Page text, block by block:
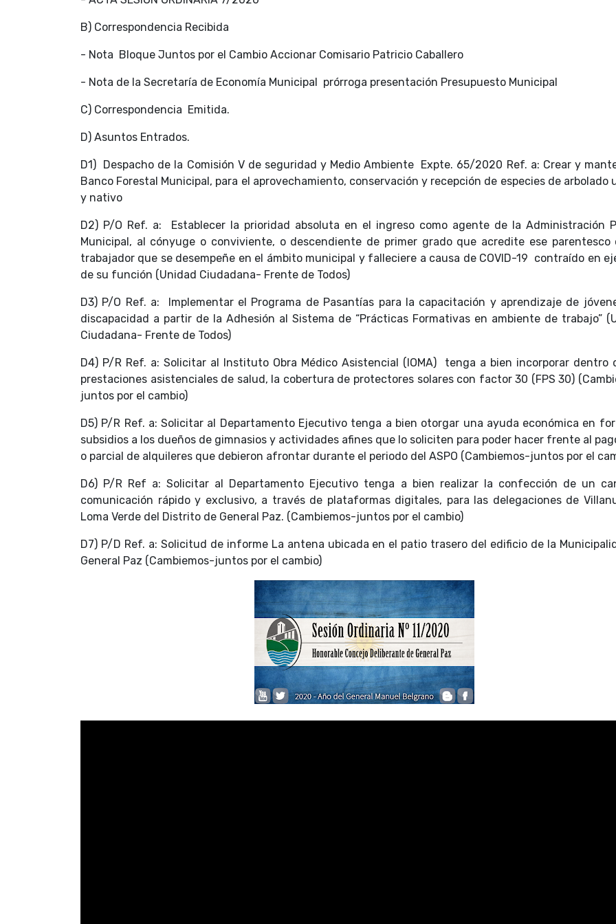
B) Correspondencia Recibida
- Nota Bloque Juntos por el Cambio Accionar Comisario Patricio Caballero
- Nota de la Secretaría de Economía Municipal prórroga presentación Presupuesto Municipal
C) Correspondencia Emitida.
D) Asuntos Entrados.
D1) Despacho de la Comisión V de seguridad y Medio Ambiente Expte. 65/2020 Ref. a: Crear y
Banco Forestal Municipal, para el aprovechamiento, conservación y recepción de especies de arbolado
y nativo
D2) P/O Ref. a: Establecer la prioridad absoluta en el ingreso como agente de la Administración
Municipal, al cónyuge o conviviente, o descendiente de primer grado que acredite ese parentesco
trabajador que se desempeñe en el ámbito municipal y falleciere a causa de COVID-19 contraído en
de su función (Unidad Ciudadana- Frente de Todos)
D3) P/O Ref. a: Implementar el Programa de Pasantías para la capacitación y aprendizaje de
discapacidad a partir de la Adhesión al Sistema de “Prácticas Formativas en ambiente de trabajo”
Ciudadana- Frente de Todos)
D4) P/R Ref. a: Solicitar al Instituto Obra Médico Asistencial (IOMA) tenga a bien incorporar dentro
prestaciones asistenciales de salud, la cobertura de protectores solares con factor 30 (FPS 30)
juntos por el cambio)
D5) P/R Ref. a: Solicitar al Departamento Ejecutivo tenga a bien otorgar una ayuda económica en
subsidios a los dueños de gimnasios y actividades afines que lo soliciten para poder hacer frente al
o parcial de alquileres que debieron afrontar durante el periodo del ASPO (Cambiemos-juntos por el
D6) P/R Ref a: Solicitar al Departamento Ejecutivo tenga a bien realizar la confección de un
comunicación rápido y exclusivo, a través de plataformas digitales, para las delegaciones de
Loma Verde del Distrito de General Paz. (Cambiemos-juntos por el cambio)
D7) P/D Ref. a: Solicitud de informe La antena ubicada en el patio trasero del edificio de la
General Paz (Cambiemos-juntos por el cambio)